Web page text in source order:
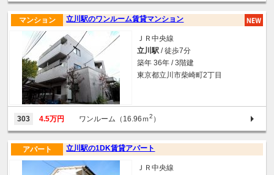
立川駅のワンルーム賃貸マンション
マンション
ＪＲ中央線
立川駅 / 徒歩7分
築年 36年 / 3階建
東京都立川市柴崎町2丁目
303 4.5万円 ワンルーム（16.96ｍ2 ）
立川駅の1DK賃貸アパート
アパート
ＪＲ中央線